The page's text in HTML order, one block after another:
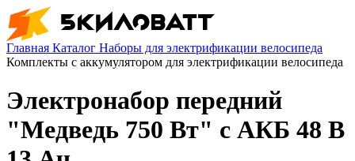
Главная Каталог Наборы для электрификации велосипеда
Комплекты с аккумулятором для электрификации велосипеда
Электронабор передний
"Медведь 750 Вт" с АКБ 48 В